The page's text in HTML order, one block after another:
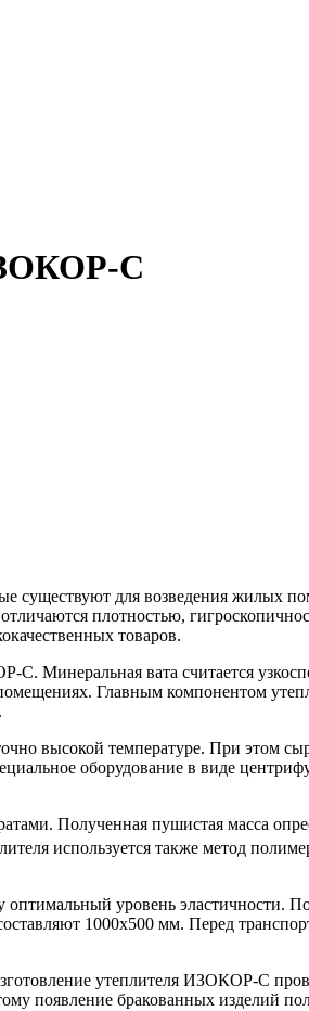
С
существуют для возведения жилых
плотностью,
товаров.
Минеральная вата считается
Главным компонентом
высокой температуре. При этом
оборудование в виде
Полученная пушистая масса
используется также метод
уровень эластичности.
1000х500 мм. Перед
утеплителя ИЗОКОР-С
появление бракованных изделий